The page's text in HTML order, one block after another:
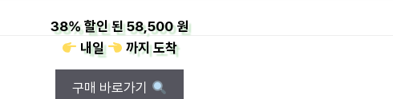
38%할인 된58,500 원
내일
까지도착
구매 바로가기